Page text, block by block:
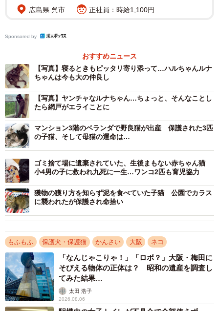
た。自力で出てくることもできず、3日間鳴き続けていたの
で、店のオーナーが壁の一部を壊して救出したという。
母猫は去年もそこに子猫を放棄したらしく「毎回は助けら
れない」と当初は助けるつもりがなかったが、「ここで死
なれて虫がわいても良くない」と救出した。しかし、 どち
らの店のオーナーも猫を保護できる環境になく、その日は
猫を飼っている知り合いに一晩預けて、SNSにあげたのだ
という。千阪さんは、その写真を目にして保護を申し出
た。子猫たちは、月齢3～4週間だった。
食べて、寝て、疲れをいやす
広島県 呉市
正社員：時給1,100円
Sponsored by
おすすめニュース
【写真】寝るときもピッタリ寄り添って…ハルちゃんルナ
ちゃんは今も大の仲良し
【写真】ヤンチャなルナちゃん…ちょっと、そんなことし
たら網戸がエライことに
マンション3階のベランダで野良猫が出産 保護された3匹
の子猫、そして母猫の運命は…
ゴミ捨て場に遺棄されていた、生後まもない赤ちゃん猫
小4男の子に救われ九死に一生…ワンコ2匹も育児協力
獲物の獲り方を知らず泥を食べていた子猫 公園でカラス
に襲われたが保護され命拾い
もふもふ 保護犬・保護猫 かんさい 大阪 ネコ
「なんじゃこりゃ！」「ロボ？」大阪・梅田に
そびえる物体の正体は？ 昭和の遺産を調査し
てみた結果…
太田 浩子
2026.08.06